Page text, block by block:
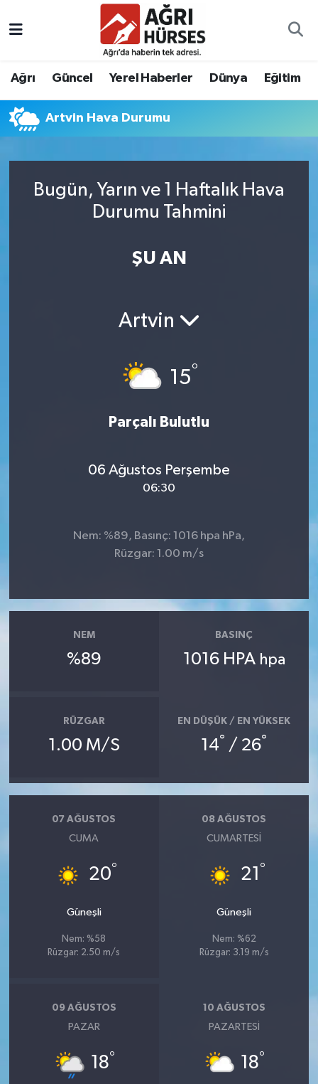
Ağrı Güncel Yerel Haberler Dünya Eğitim
Artvin Hava Durumu
Bugün, Yarın ve 1 Haftalık Hava
Durumu Tahmini
ŞU AN
Artvin
15°
Parçalı Bulutlu
06 Ağustos Perşembe
06:30
Nem: %89, Basınç: 1016 hpa hPa,
Rüzgar: 1.00 m/s
NEM
%89
BASINÇ
1016 HPA hpa
RÜZGAR
1.00 M/S
EN DÜŞÜK / EN YÜKSEK
14° / 26°
07 AĞUSTOS
CUMA
20°
Güneşli
Nem: %58
Rüzgar: 2.50 m/s
08 AĞUSTOS
CUMARTESI
21 °
Güneşli
Nem: %62
Rüzgar: 3.19 m/s
09 AĞUSTOS
PAZAR
18°
10 AĞUSTOS
PAZARTESI
18°
Hava Durumu
Süper Lig Puan Durumu ve Fikstür
Tüm Manşetler
Son Dakika Haberleri